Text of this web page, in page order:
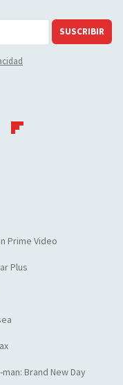
SUSCRIBIR
Prime Video
Plus
Brand New Day